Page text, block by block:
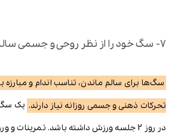
7- سگ خود را از نظر روحی و جسمی سالم نگه دارید!
سگ‌ها برای سالم ماندن، تناسب اندام و مبارزه
تحرکات ذهنی و جسمی روزانه نیاز دارند. یک سگ
در روز 2 جلسه ورزش داشته باشد. تمرینات